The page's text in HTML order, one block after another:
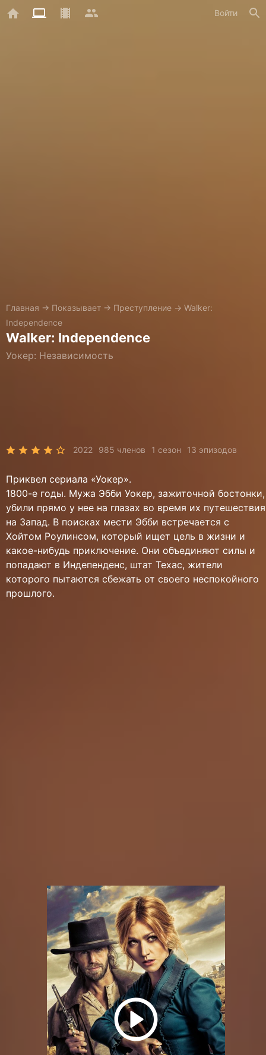
Войти
Главная → Показывает → Преступление → Walker:
Independence
Walker: Independence
Уокер: Независимость
2022 985 членов 1 сезон 13 эпизодов
Приквел сериала «‎Уокер».
1800-е годы. Мужа Эбби Уокер, зажиточной бостонки,
убили прямо у нее на глазах во время их путешествия
на Запад. В поисках мести Эбби встречается с
Хойтом Роулинсом, который ищет цель в жизни и
какое-нибудь приключение. Они объединяют силы и
попадают в Индепенденс, штат Техас, жители
которого пытаются сбежать от своего неспокойного
прошлого.